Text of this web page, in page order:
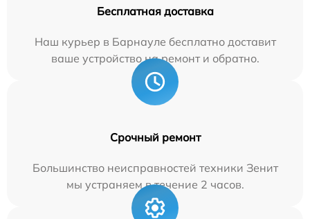
Бесплатная доставка
Наш курьер в Барнауле бесплатно доставит
ваше устройство на ремонт и обратно.
Срочный ремонт
Большинство неисправностей техники Зенит
мы устраняем в течение 2 часов.